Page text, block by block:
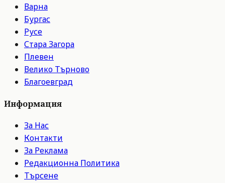
Варна
Бургас
Русе
Стара Загора
Плевен
Велико Търново
Благоевград
Информация
За Нас
Контакти
За Реклама
Редакционна Политика
Търсене